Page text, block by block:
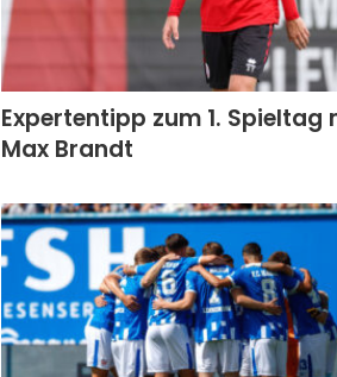
Expertentipp zum 1. Spieltag
Max Brandt